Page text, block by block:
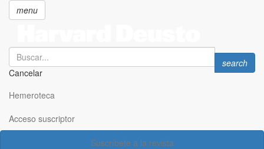
principal
menu
Search
Cancelar
Search
search
Hemeroteca
Acceso suscriptor
Suscríbete a la revista
Acceso suscriptor